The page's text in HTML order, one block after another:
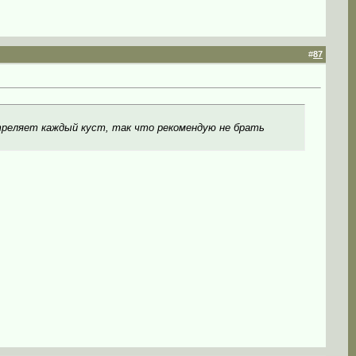
#87
каждый куст, так что рекомендую не брать